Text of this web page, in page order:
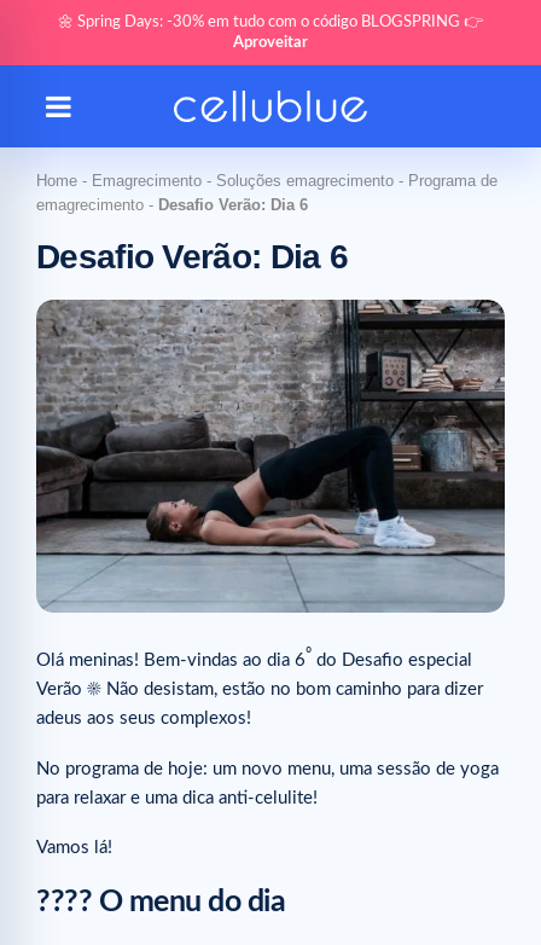
🌼 Spring Days: -30% em tudo com o código BLOGSPRING 👉
Aproveitar
Home - Emagrecimento - Soluções emagrecimento - Programa de
emagrecimento - Desafio Verão: Dia 6
Desafio Verão: Dia 6
Olá meninas! Bem-vindas ao dia 6º do Desafio especial
Verão ☀ Não desistam, estão no bom caminho para dizer
adeus aos seus complexos!
No programa de hoje: um novo menu, uma sessão de yoga
para relaxar e uma dica anti-celulite!
Vamos lá!
???? O menu do dia